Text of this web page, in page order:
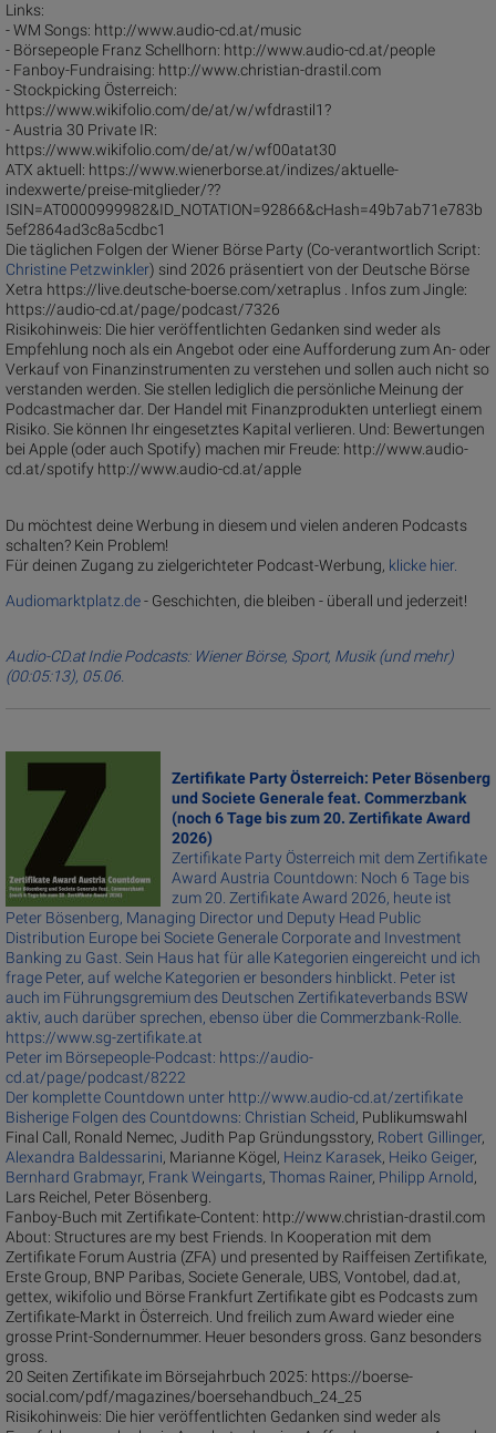
Links:
- WM Songs: http://www.audio-cd.at/music
- Börsepeople Franz Schellhorn: http://www.audio-cd.at/people
- Fanboy-Fundraising: http://www.christian-drastil.com
- Stockpicking Österreich:
https://www.wikifolio.com/de/at/w/wfdrastil1?
- Austria 30 Private IR:
https://www.wikifolio.com/de/at/w/wf00atat30
ATX aktuell: https://www.wienerborse.at/indizes/aktuelle-
indexwerte/preise-mitglieder/??
ISIN=AT0000999982&ID_NOTATION=92866&cHash=49b7ab71e783b
5ef2864ad3c8a5cdbc1
Die täglichen Folgen der Wiener Börse Party (Co-verantwortlich Script:
Christine Petzwinkler) sind 2026 präsentiert von der Deutsche Börse
Xetra https://live.deutsche-boerse.com/xetraplus . Infos zum Jingle:
https://audio-cd.at/page/podcast/7326
Risikohinweis: Die hier veröffentlichten Gedanken sind weder als
Empfehlung noch als ein Angebot oder eine Aufforderung zum An- oder
Verkauf von Finanzinstrumenten zu verstehen und sollen auch nicht so
verstanden werden. Sie stellen lediglich die persönliche Meinung der
Podcastmacher dar. Der Handel mit Finanzprodukten unterliegt einem
Risiko. Sie können Ihr eingesetztes Kapital verlieren. Und: Bewertungen
bei Apple (oder auch Spotify) machen mir Freude: http://www.audio-
cd.at/spotify http://www.audio-cd.at/apple
Du möchtest deine Werbung in diesem und vielen anderen Podcasts
schalten? Kein Problem!
Für deinen Zugang zu zielgerichteter Podcast-Werbung, klicke hier.
Audiomarktplatz.de- Geschichten, die bleiben - überall und jederzeit!
Audio-CD.at Indie Podcasts: Wiener Börse, Sport, Musik (und mehr)
(00:05:13), 05.06.
Zertifikate Party Österreich: Peter Bösenberg
und Societe Generale feat. Commerzbank
(noch 6 Tage bis zum 20. Zertifikate Award
2026)
Zertifikate Party Österreich mit dem Zertifikate
Award Austria Countdown: Noch 6 Tage bis
zum 20. Zertifikate Award 2026, heute ist
Peter Bösenberg, Managing Director und Deputy Head Public
Distribution Europe bei Societe Generale Corporate and Investment
Banking zu Gast. Sein Haus hat für alle Kategorien eingereicht und ich
frage Peter, auf welche Kategorien er besonders hinblickt. Peter ist
auch im Führungsgremium des Deutschen Zertifikateverbands BSW
aktiv, auch darüber sprechen, ebenso über die Commerzbank-Rolle.
https://www.sg-zertifikate.at
Peter im Börsepeople-Podcast: https://audio-
cd.at/page/podcast/8222
Der komplette Countdown unter http://www.audio-cd.at/zertifikate
Bisherige Folgen des Countdowns: Christian Scheid, Publikumswahl
Final Call, Ronald Nemec, Judith Pap Gründungsstory, Robert Gillinger,
Alexandra Baldessarini, Marianne Kögel, Heinz Karasek, Heiko Geiger,
Bernhard Grabmayr, Frank Weingarts, Thomas Rainer, Philipp Arnold,
Lars Reichel, Peter Bösenberg.
Fanboy-Buch mit Zertifikate-Content: http://www.christian-drastil.com
About: Structures are my best Friends. In Kooperation mit dem
Zertifikate Forum Austria (ZFA) und presented by Raiffeisen Zertifikate,
Erste Group, BNP Paribas, Societe Generale, UBS, Vontobel, dad.at,
gettex, wikifolio und Börse Frankfurt Zertifikate gibt es Podcasts zum
Zertifikate-Markt in Österreich. Und freilich zum Award wieder eine
grosse Print-Sondernummer. Heuer besonders gross. Ganz besonders
gross.
20 Seiten Zertifikate im Börsejahrbuch 2025: https://boerse-
social.com/pdf/magazines/boersehandbuch_24_25
Risikohinweis: Die hier veröffentlichten Gedanken sind weder als